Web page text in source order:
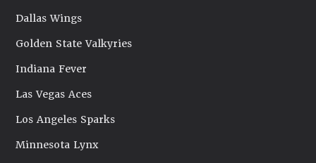
Dallas Wings
Golden State Valkyries
Indiana Fever
Las Vegas Aces
Los Angeles Sparks
Minnesota Lynx